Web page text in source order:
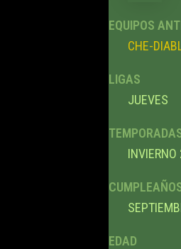
EQUIPOS
CHE-
LIGAS
JUEVES
EDAD